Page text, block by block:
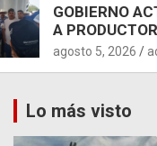
GOBIERNO
A
agosto 5, 2026
Lo más visto